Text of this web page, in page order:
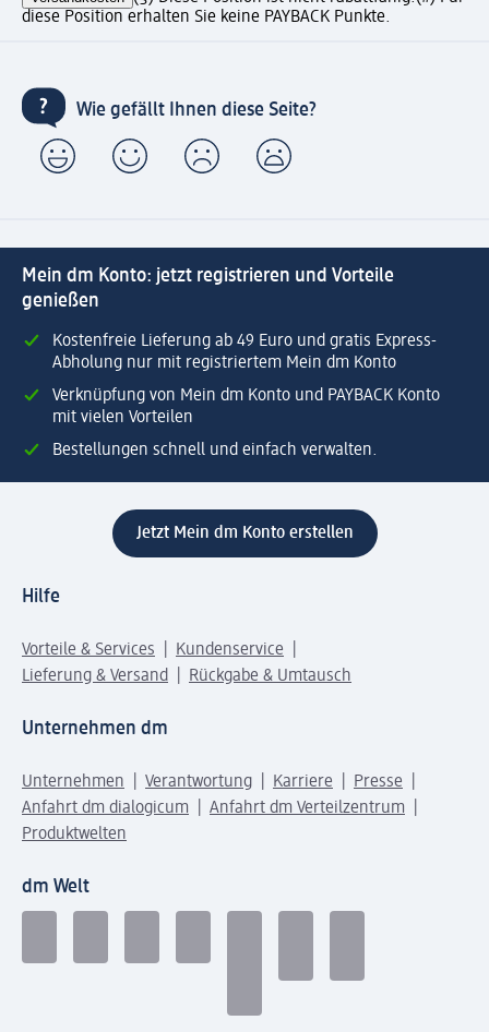
diese Position erhalten Sie keine PAYBACK Punkte.
Wie gefällt Ihnen diese Seite?
Mein dm Konto: jetzt registrieren und Vorteile
genießen
Kostenfreie Lieferung ab 49 Euro und gratis Express-
Abholung nur mit registriertem Mein dm Konto
Verknüpfung von Mein dm Konto und PAYBACK Konto
mit vielen Vorteilen
Bestellungen schnell und einfach verwalten.
Jetzt Mein dm Konto erstellen
Hilfe
Vorteile & Services
Kundenservice
Lieferung & Versand
Rückgabe & Umtausch
Unternehmen dm
Unternehmen Verantwortung Karriere
Presse
Anfahrt dm dialogicum
Anfahrt dm Verteilzentrum
Produktwelten
dm Welt